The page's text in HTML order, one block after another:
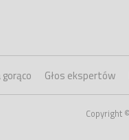
gorąco Głos ekspertów
Copyright